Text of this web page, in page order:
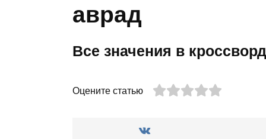
аврад
Все значения в
Оцените статью